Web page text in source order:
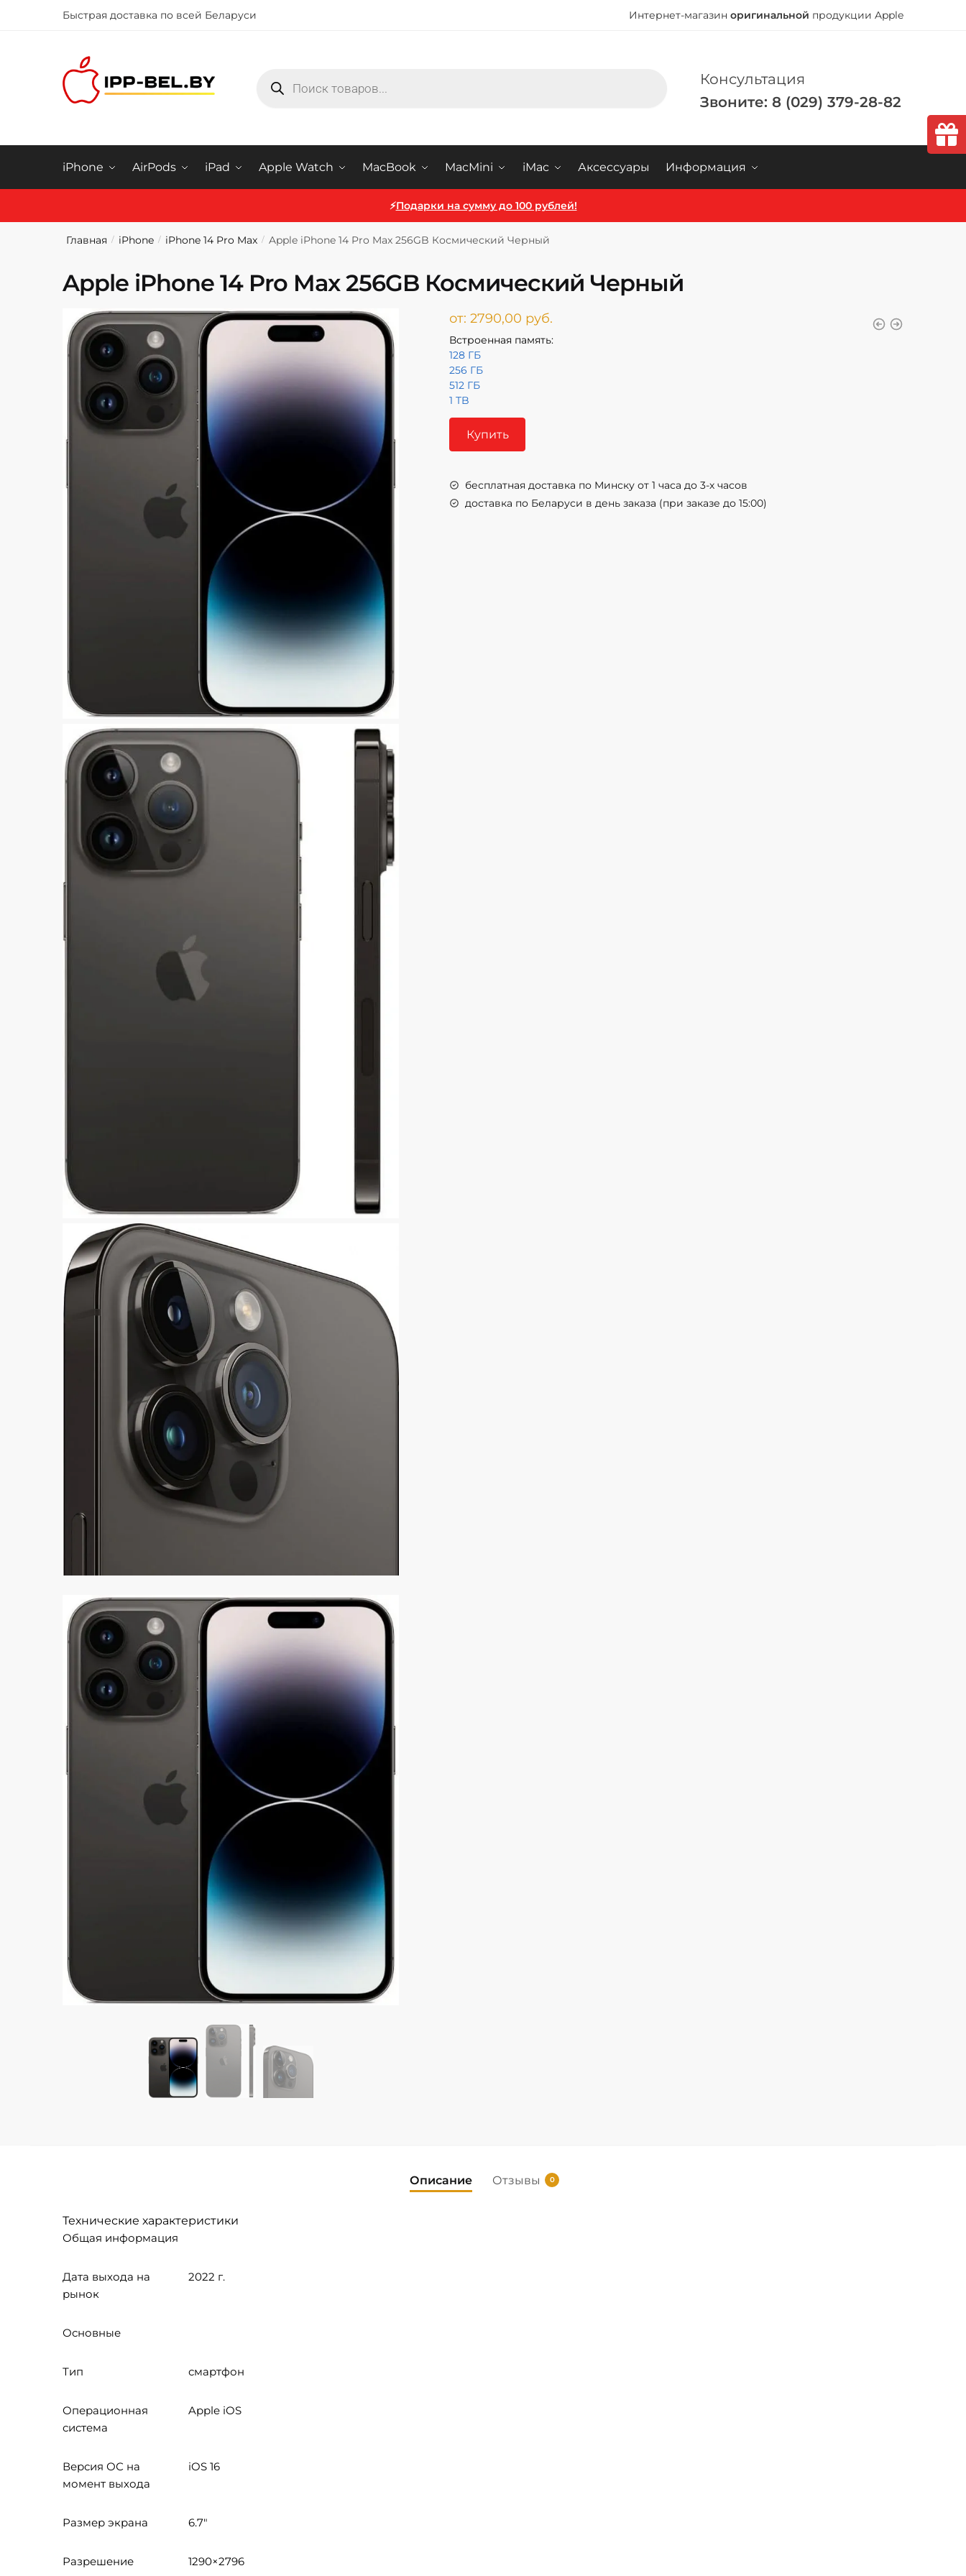
Быстрая доставка по всей Беларуси Интернет-магазин оригинальной продукции Apple
Консультация
Звоните: 8 (029) 379-28-82
iPhone AirPods iPad Apple Watch MacBook MacMini iMac Аксессуары Информация
⚡Подарки на сумму до 100 рублей!
Главная / iPhone / iPhone 14 Pro Max / Apple iPhone 14 Pro Max 256GB Космический Черный
Apple iPhone 14 Pro Max 256GB Космический Черный
от:2790,00 руб.
Встроенная память:
128 ГБ
256 ГБ
512 ГБ
1 TB
Купить
бесплатная доставка по Минску от 1 часа до 3-х часов
доставка по Беларуси в день заказа (при заказе до 15:00)
Описание Отзывы 0
Технические характеристики
Общая информация
Дата выхода на
рынок
2022 г.
Основные
Тип смартфон
Операционная
система
Apple iOS
Версия ОС на
момент выхода
iOS 16
Размер экрана 6.7"
Разрешение
1290×2796